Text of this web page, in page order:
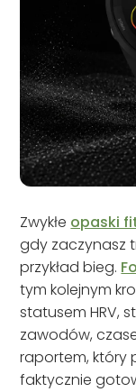
Zwykłe opaski
gdy zaczynasz
przykład bieg.
tym kolejnym
statusem HRV,
zawodów,
raportem, który
faktycznie